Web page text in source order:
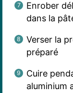
Enrober
dans la
Verser la
préparé
Cuire
aluminium